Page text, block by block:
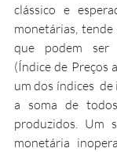
clássico e
monetárias,
que podem ser
(Índice de Preços
um dos índices
a soma de
produzidos. Um
monetária